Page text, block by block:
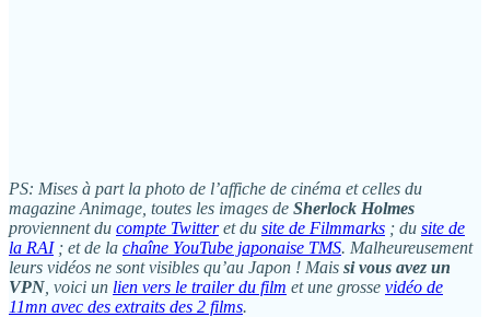
PS: Mises à part la photo de l’affiche de cinéma et celles du
magazine Animage, toutes les images de Sherlock Holmes
proviennent du compte Twitteret du site de Filmmarks ; du site de
la RAI; et de la chaîne YouTube japonaise TMS. Malheureusement
leurs vidéos ne sont visibles qu’au Japon ! Mais si vous avez un
VPN , voici un lien vers le trailer du film et une grosse vidéo de
11mn avec des extraits des 2 films.